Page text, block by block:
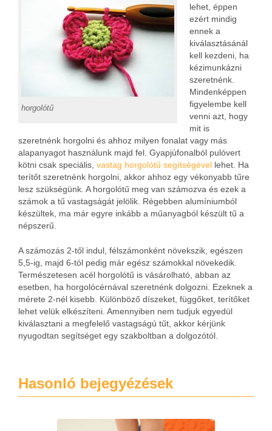
horgolótű
lehet, éppen
ezért mindig
ennek a
kiválasztásánál
kell kezdeni, ha
kézimunkázni
szeretnénk.
Mindenképpen
figyelembe kell
venni azt, hogy
mit is
szeretnénk horgolni és ahhoz milyen fonalat vagy más
alapanyagot használunk majd fel. Gyapjúfonalból pulóvert
kötni csak speciális, vastag horgolótű segítségével lehet. Ha
terítőt szeretnénk horgolni, akkor ahhoz egy vékonyabb tűre
lesz szükségünk. A horgolótű meg van számozva és ezek a
számok a tű vastagságát jelölik. Régebben alumíniumból
készültek, ma már egyre inkább a műanyagból készült tű a
népszerű.
A számozás 2-től indul, félszámonként növekszik, egészen
5,5-ig, majd 6-tól pedig már egész számokkal növekedik.
Természetesen acél horgolótű is vásárolható, abban az
esetben, ha horgolócérnával szeretnénk dolgozni. Ezeknek a
mérete 2-nél kisebb. Különböző díszeket, függőket, terítőket
lehet velük elkészíteni. Amennyiben nem tudjuk egyedül
kiválasztani a megfelelő vastagságú tűt, akkor kérjünk
nyugodtan segítséget egy szakboltban a dolgozótól.
Hasonló bejegyézések